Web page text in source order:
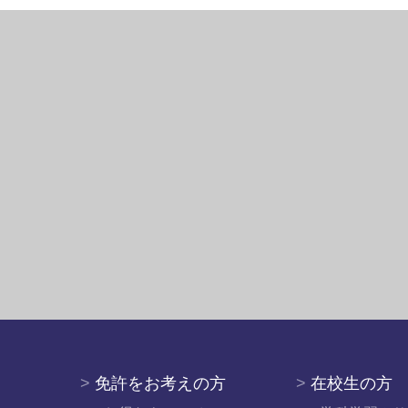
> 免許をお考えの方 > 在校生の方